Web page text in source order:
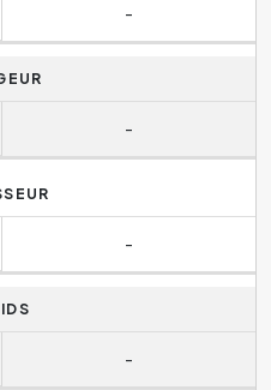
-
-
-
-